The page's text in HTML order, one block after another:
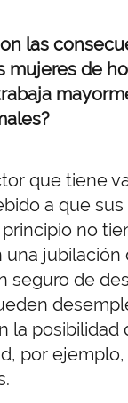
las
mujeres de
que tiene
a que
principio no
jubilación
seguro de
la posibilidad
por